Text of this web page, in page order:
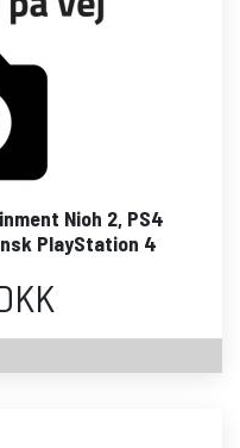
Nioh 2, PS4
PlayStation 4